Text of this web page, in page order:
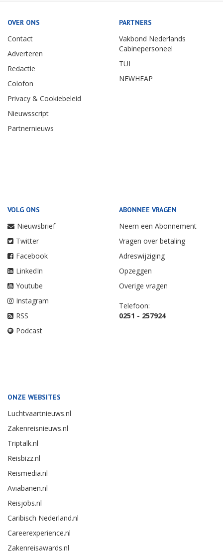
OVER ONS
Contact
Adverteren
Redactie
Colofon
Privacy & Cookiebeleid
Nieuwsscript
Partnernieuws
PARTNERS
Vakbond Nederlands
Cabinepersoneel
TUI
NEWHEAP
VOLG ONS
Nieuwsbrief
Twitter
Facebook
LinkedIn
Youtube
Instagram
RSS
Podcast
ABONNEE VRAGEN
Neem een Abonnement
Vragen over betaling
Adreswijziging
Opzeggen
Overige vragen
Telefoon:
0251 - 257924
ONZE WEBSITES
Luchtvaartnieuws.nl
Zakenreisnieuws.nl
Triptalk.nl
Reisbizz.nl
Reismedia.nl
Aviabanen.nl
Reisjobs.nl
Caribisch Nederland.nl
Careerexperience.nl
Zakenreisawards.nl